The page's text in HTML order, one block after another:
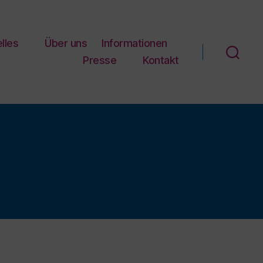
Über uns
Informationen
Presse
Kontakt